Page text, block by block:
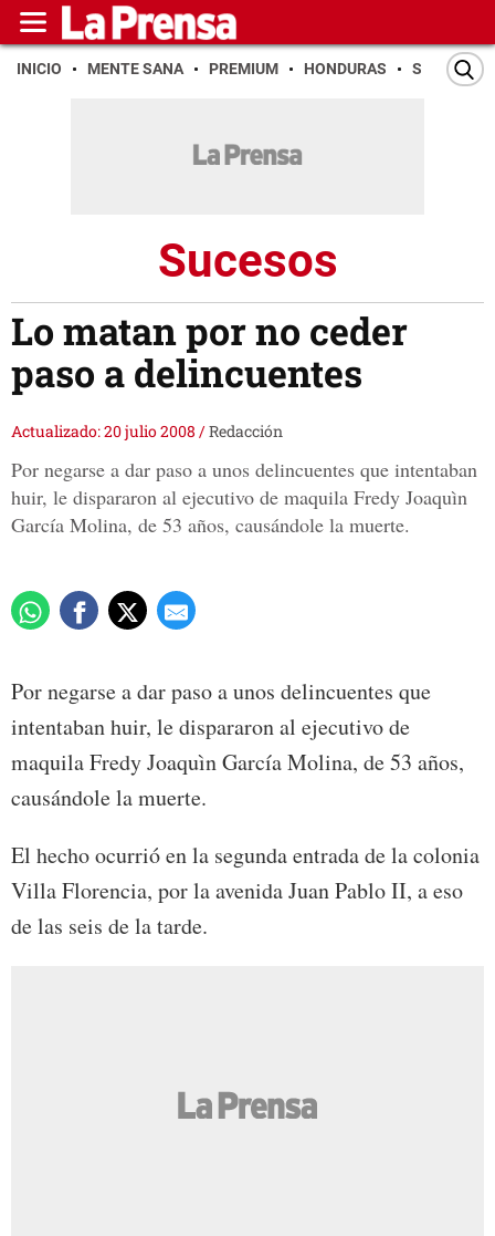
INICIO MENTE SANA PREMIUM HONDURAS SAN PEDRO
Sucesos
Lo matan por no ceder
paso a delincuentes
Actualizado: 20 julio 2008 /Redacción
Por negarse a dar paso a unos delincuentes que intentaban
huir, le dispararon al ejecutivo de maquila Fredy Joaquìn
García Molina, de 53 años, causándole la muerte.
Por negarse a dar paso a unos delincuentes que
intentaban huir, le dispararon al ejecutivo de
maquila Fredy Joaquìn García Molina, de 53 años,
causándole la muerte.
El hecho ocurrió en la segunda entrada de la colonia
Villa Florencia, por la avenida Juan Pablo II, a eso
de las seis de la tarde.